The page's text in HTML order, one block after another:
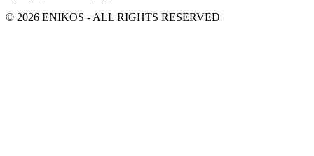
© 2026 ENIKOS - ALL RIGHTS RESERVED